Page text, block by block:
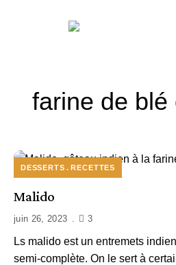
farine de blé
DESSERTS RECETTES
Malido
juin 26, 2023 3
Ls malido est un entremets
semi-complète. On le sert à